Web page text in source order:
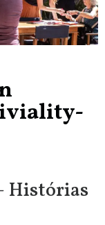
Histórias